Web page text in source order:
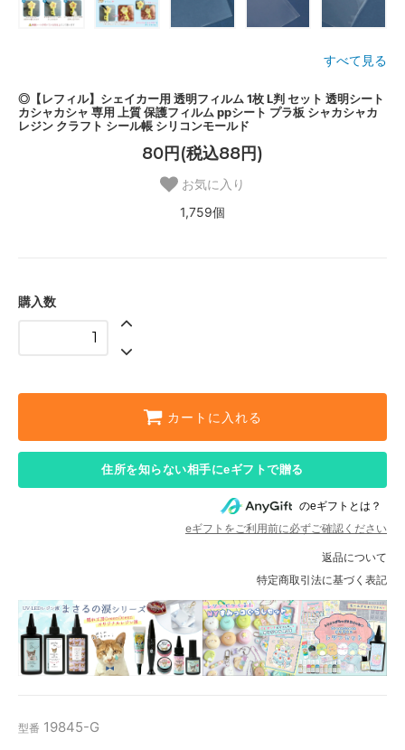
すべて見る
◎【レフィル】シェイカー用 透明フィルム 1枚 L判 セット 透明シート
カシャカシャ 専用 上質 保護フィルム ppシート プラ板 シャカシャカ
レジン クラフト シール帳 シリコンモールド
80円(税込88円)
お気に入り
1,759個
購入数
カートに入れる
住所を知らない相手にeギフトで贈る
のeギフトとは？
eギフトをご利用前に必ずご確認ください
返品について
特定商取引法に基づく表記
型番 19845-G